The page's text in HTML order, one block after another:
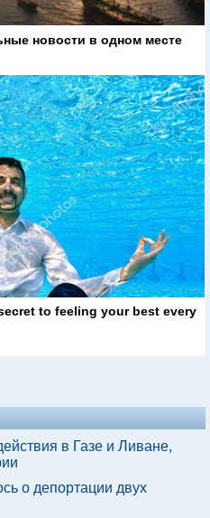
новости в одном месте
to feeling your best every
в Газе и Ливане,
о депортации двух